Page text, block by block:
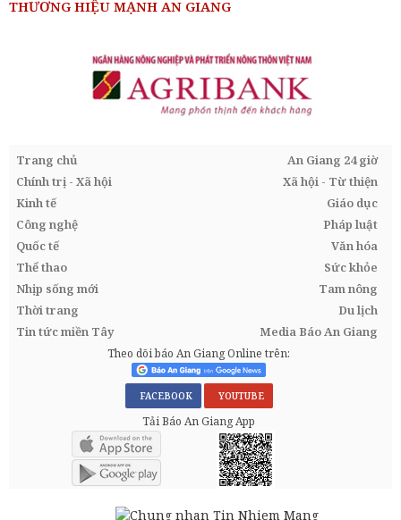
THƯƠNG HIỆU MẠNH AN GIANG
Trang chủ
An Giang 24 giờ
Chính trị - Xã hội
Xã hội - Từ thiện
Kinh tế
Giáo dục
Công nghệ
Pháp luật
Quốc tế
Văn hóa
Thể thao
Sức khỏe
Nhịp sống mới
Tam nông
Thời trang
Du lịch
Tin tức miền Tây
Media Báo An Giang
Theo dõi báo An Giang Online trên:
FACEBOOK YOUTUBE
Tải Báo An Giang App